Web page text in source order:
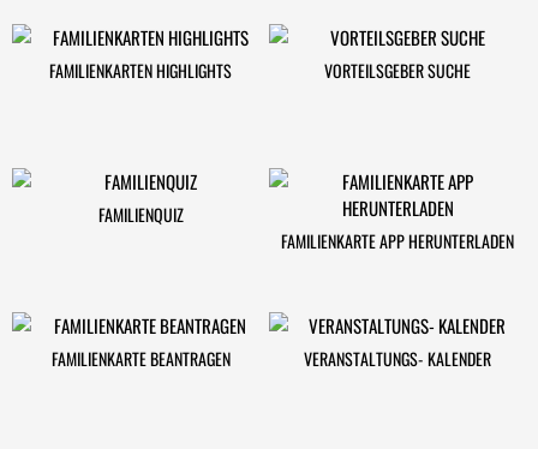
FAMILIENKARTEN HIGHLIGHTS VORTEILSGEBER SUCHE
FAMILIENQUIZ
FAMILIENKARTE APP HERUNTERLADEN
FAMILIENKARTE BEANTRAGEN VERANSTALTUNGS- KALENDER